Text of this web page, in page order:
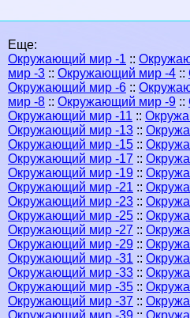
Еще:
Окружающий мир -1 ::
мир -3 :: Окружающий мир -4 ::
Окружающий мир -6 ::
мир -8 :: Окружающий мир -9 ::
Окружающий мир -11 ::
Окружающий мир -13 ::
Окружающий мир -15 ::
Окружающий мир -17 ::
Окружающий мир -19 ::
Окружающий мир -21 ::
Окружающий мир -23 ::
Окружающий мир -25 ::
Окружающий мир -27 ::
Окружающий мир -29 ::
Окружающий мир -31 ::
Окружающий мир -33 ::
Окружающий мир -35 ::
Окружающий мир -37 ::
Окружающий мир -39 ::